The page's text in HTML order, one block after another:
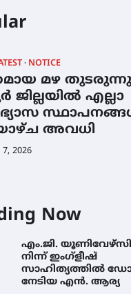
NOTICE
മഴ തുടരുന്നു
എല്ലാ
അവധി
2026
Now
എക്സ്പോയുമായി
August 6, 2026
സർഗ്ഗസാഹിതി-
കവിതാസംഗമം 2026
ചർച്ച കാട്ടൂർ, ടി.
ഹാളിൽ 16ന്
August 6, 2026
ശനിയാഴ്ച അവധി
എം.ജി.
നിന്ന് ഇംഗ്ളീഷ്
സാഹിത്യത്തിൽ
നേടിയ എൻ. ആര്യ